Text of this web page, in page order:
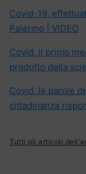
Covid-19,
Palermo | VIDEO
Covid, il primo
prodotto della
Covid, le parole
cittadinanza
Tutti gli articoli